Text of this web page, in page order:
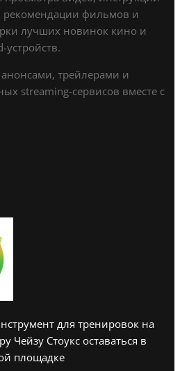
рекомендации фильмов и
лучших новинок кино и
устройств.
трейлерами и
streaming-сервисов вместе с
для тренировок на
Чейзу Стоукс оставаться в
площадке